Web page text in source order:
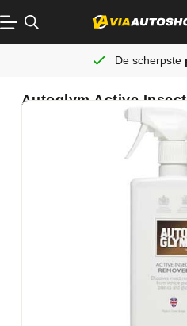
De scherpste
Autoglym Active